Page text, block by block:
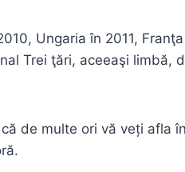
Ungaria în 2011,
Trei ţări, aceeaşi limbă,
de multe ori vă veți afla